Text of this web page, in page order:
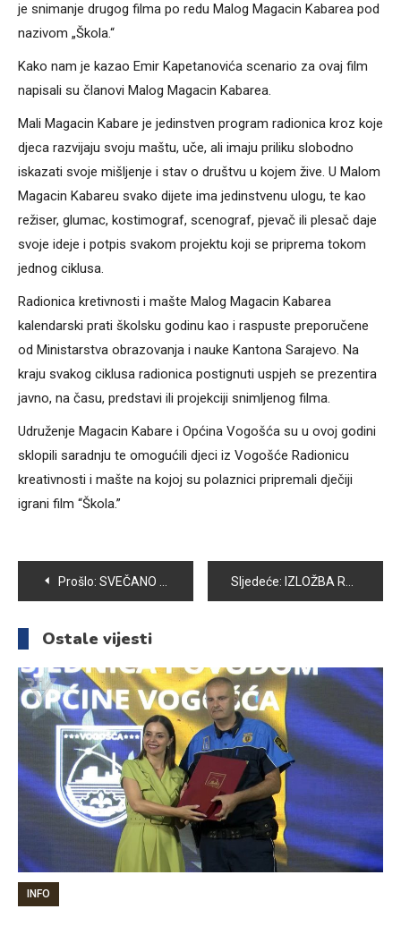
je snimanje drugog filma po redu Malog Magacin Kabarea pod
nazivom „Škola.“
Kako nam je kazao Emir Kapetanovića scenario za ovaj film
napisali su članovi Malog Magacin Kabarea.
Mali Magacin Kabare je jedinstven program radionica kroz koje
djeca razvijaju svoju maštu, uče, ali imaju priliku slobodno
iskazati svoje mišljenje i stav o društvu u kojem žive. U Malom
Magacin Kabareu svako dijete ima jedinstvenu ulogu, te kao
režiser, glumac, kostimograf, scenograf, pjevač ili plesač daje
svoje ideje i potpis svakom projektu koji se priprema tokom
jednog ciklusa.
Radionica kretivnosti i mašte Malog Magacin Kabarea
kalendarski prati školsku godinu kao i raspuste preporučene
od Ministarstva obrazovanja i nauke Kantona Sarajevo. Na
kraju svakog ciklusa radionica postignuti uspjeh se prezentira
javno, na času, predstavi ili projekciji snimljenog filma.
Udruženje Magacin Kabare i Općina Vogošća su u ovoj godini
sklopili saradnju te omogućili djeci iz Vogošće Radionicu
kreativnosti i mašte na kojoj su polaznici pripremali dječiji
igrani film “Škola.”
Navigacija
članaka
Prošlo: SVEČANO OTVOREN 11. “TURNIR PRIJATELJSTVA” U KOŠARCI „VOGOŠĆA 2016“ Sljedeće: IZLOŽBA RUKOTVORINA U ORGANIZACIJI ASOCIJACIJE ŽENA SDA VOGOŠĆA
Ostale vijesti
INFO